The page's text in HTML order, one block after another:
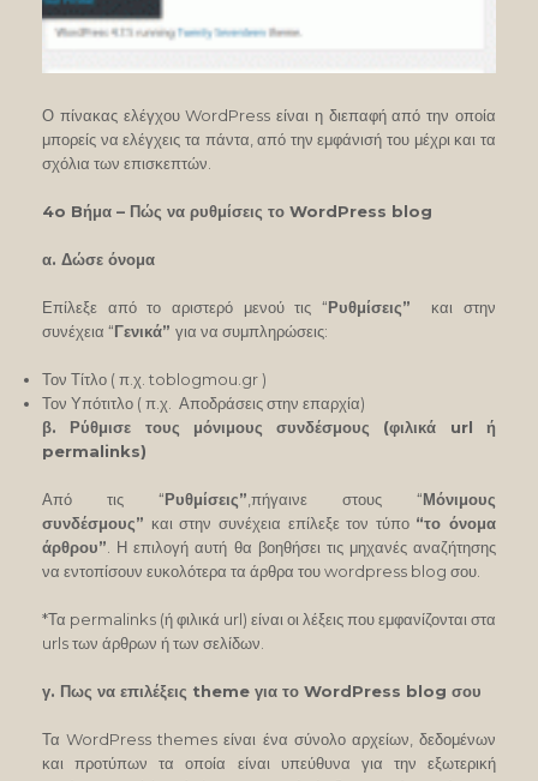
Ο πίνακας ελέγχου WordPress είναι η διεπαφή από την οποία
μπορείς να ελέγχεις τα πάντα, από την εμφάνισή του μέχρι και τα
σχόλια των επισκεπτών.
4o Bήμα – Πώς να ρυθμίσεις το WordPress blog
α. Δώσε όνομα
Επίλεξε από το αριστερό μενού τις “Ρυθμίσεις” και στην
συνέχεια “Γενικά” για να συμπληρώσεις:
Τον Τίτλο ( π.χ. toblogmou.gr )
Τον Υπότιτλο ( π.χ. Αποδράσεις στην επαρχία)
β. Ρύθμισε τους μόνιμους συνδέσμους (φιλικά url ή
permalinks)
Από τις “Ρυθμίσεις”,πήγαινε στους “Μόνιμους
συνδέσμους” και στην συνέχεια επίλεξε τον τύπο “το όνομα
άρθρου”. Η επιλογή αυτή θα βοηθήσει τις μηχανές αναζήτησης
να εντοπίσουν ευκολότερα τα άρθρα του wordpress blog σου.
*Τα permalinks (ή φιλικά url) είναι οι λέξεις που εμφανίζονται στα
urls των άρθρων ή των σελίδων.
γ. Πως να επιλέξεις theme για το WordPress blog σου
Τα WordPress themes είναι ένα σύνολο αρχείων, δεδομένων
και προτύπων τα οποία είναι υπεύθυνα για την εξωτερική